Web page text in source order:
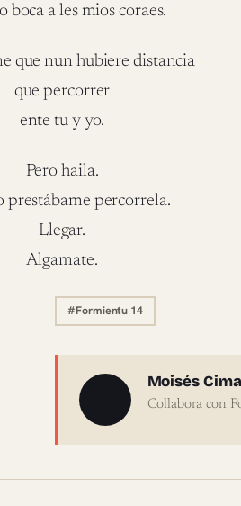
boca a les mios coraes.
que nun hubiere distancia
que percorrer
ente tu y yo.
Pero haila.
prestábame percorrela.
Llegar.
Algamate.
#Formientu 14
Sobre l'autor
Moisés
Collabora con